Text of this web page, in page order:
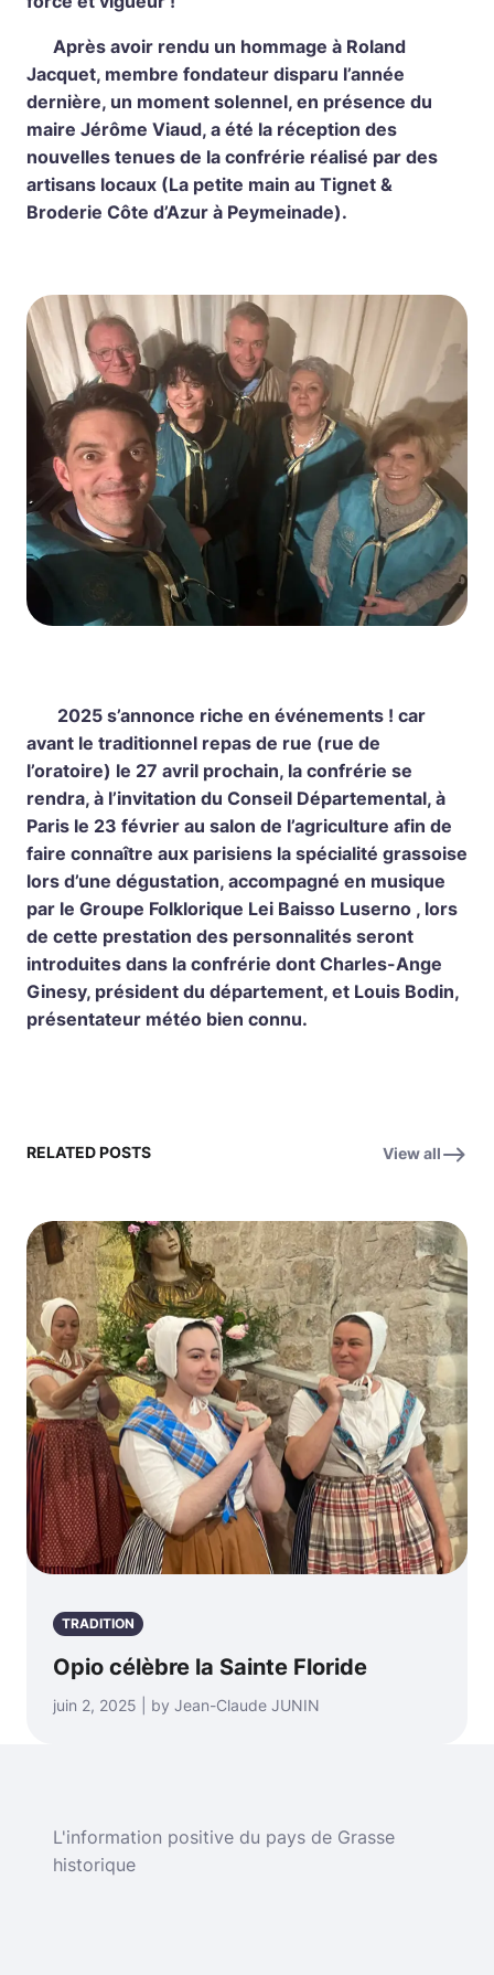
Après avoir rendu un hommage à Roland
Jacquet, membre fondateur disparu l’année
dernière, un moment solennel, en présence du
maire Jérôme Viaud, a été la réception des
nouvelles tenues de la confrérie réalisé par des
artisans locaux (La petite main au Tignet &
Broderie Côte d’Azur à Peymeinade).
2025 s’annonce riche en événements ! car
avant le traditionnel repas de rue (rue de
l’oratoire) le 27 avril prochain, la confrérie se
rendra, à l’invitation du Conseil Départemental, à
Paris le 23 février au salon de l’agriculture afin de
faire connaître aux parisiens la spécialité grassoise
lors d’une dégustation, accompagné en musique
par le Groupe Folklorique Lei Baisso Luserno , lors
de cette prestation des personnalités seront
introduites dans la confrérie dont Charles-Ange
Ginesy, président du département, et Louis Bodin,
présentateur météo bien connu.
RELATED POSTS View all
TRADITION
Opio célèbre la Sainte Floride
juin 2, 2025 | by Jean-Claude JUNIN
L'information positive du pays de Grasse
historique